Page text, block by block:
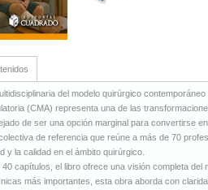
del modelo quirúrgico contemporáneo
(CMA) representa una de las
de ser una opción marginal para convertirse
de referencia que reúne a más de 70
y la calidad en el ámbito quirúrgico.
capítulos, el libro ofrece una visión completa del
más importantes, esta obra aborda con